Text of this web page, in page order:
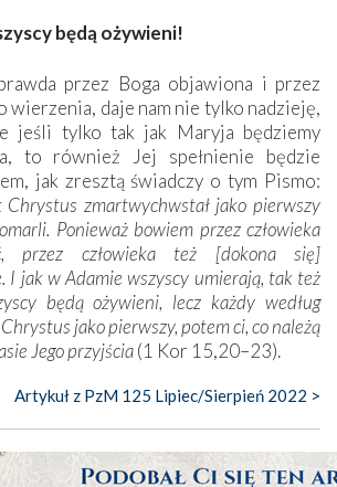
będą ożywieni!
przez Boga objawiona i przez
wierzenia, daje nam nie tylko nadzieję,
jeśli tylko tak jak Maryja będziemy
to również Jej spełnienie będzie
jak zresztą świadczy o tym Pismo:
Chrystus zmartwychwstał jako pierwszy
Ponieważ bowiem przez człowieka
przez człowieka też [dokona się]
I jak w Adamie wszyscy umierają, tak też
będą ożywieni, lecz każdy według
jako pierwszy, potem ci, co należą
Jego przyjścia(1 Kor 15,20–23).
Artykuł z PzM 125 Lipiec/Sierpień 2022 >